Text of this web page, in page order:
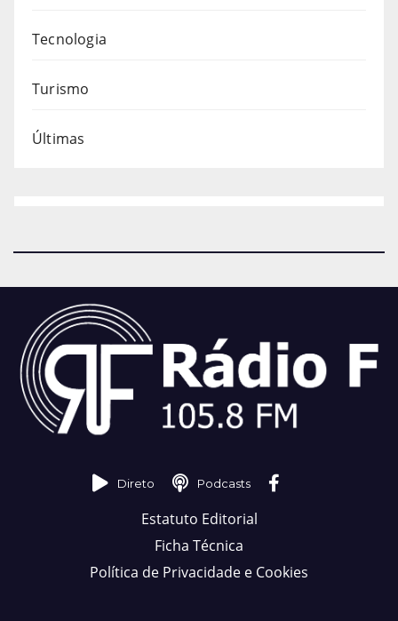
Tecnologia
Turismo
Últimas
Direto Podcasts
Estatuto Editorial
Ficha Técnica
Política de Privacidade e Cookies